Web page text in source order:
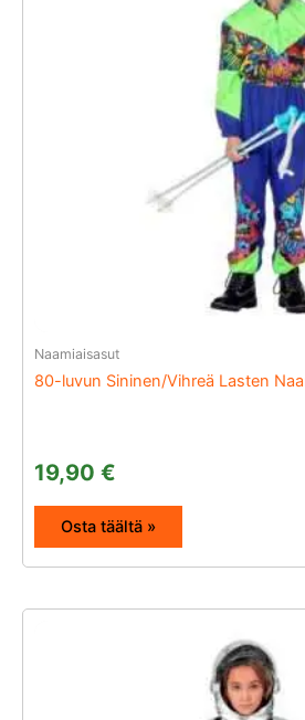
Naamiaisasut
80-luvun Sininen/Vihreä Lasten
19,90 €
Osta täältä »